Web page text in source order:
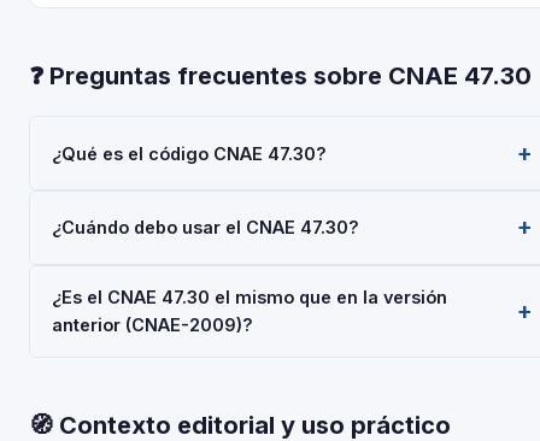
❓ Preguntas frecuentes sobre CNAE 47.30
¿Qué es el código CNAE 47.30?
menor de combustible para la automoción', según la
(CNAE-2025), aprobada por Real Decreto 10/2025. Es un
código de nivel 'Clase' usado en registros oficiales en
¿Cuándo debo usar el CNAE 47.30?
'Comercio al por menor de combustible para la
automoción'. Deberás indicarlo al darte de alta en la
¿Es el CNAE 47.30 el mismo que en la versión
anterior (CNAE-2009)?
verificar si el código 47.30 tuvo modificaciones. El periodo
🧭 Contexto editorial y uso práctico